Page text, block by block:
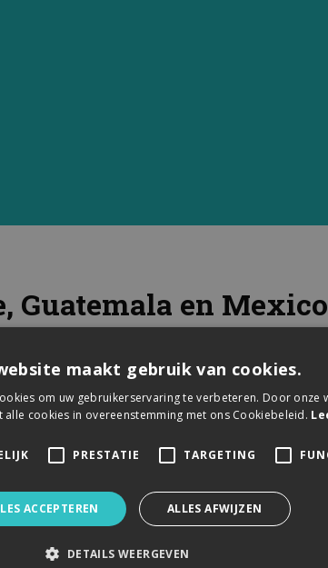
Guatemala en Mexico
2024 Te verkrijgen in
maakt gebruik van cookies.
om uw gebruikerservaring te verbeteren. Door onze
alle cookies in overeenstemming met ons Cookiebeleid.
PRESTATIE TARGETING
ACCEPTEREN ALLES AFWIJZEN
DETAILS WEERGEVEN